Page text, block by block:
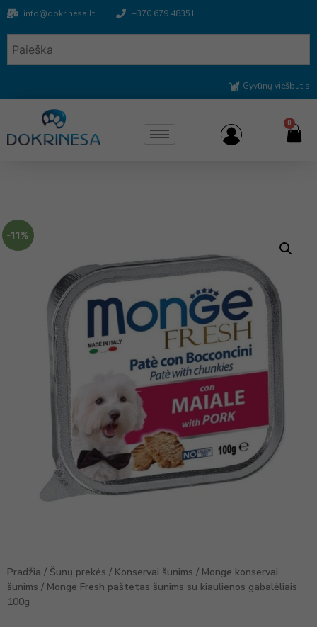
info@dokrinesa.lt +370 679 48351
Gyvūnų viešbutis
0
-11%
Pradžia / Šunų prekės / Konservai šunims / Monge konservai
šunims / Monge Fresh paštetas šunims su kiaulienos gabalėliais
100g